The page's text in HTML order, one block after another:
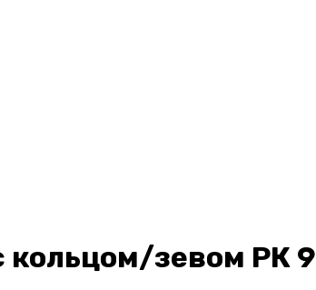
кольцом/зевом РК 9